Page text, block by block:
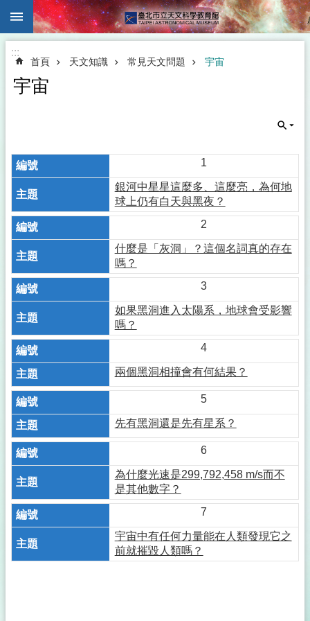
跳到主要內容區塊
:::
首頁 天文知識 常見天文問題 宇宙
宇宙
1
銀河中星星這麼多、這麼亮，為何地
球上仍有白天與黑夜？
2
什麼是「灰洞」？這個名詞真的存在
嗎？
3
如果黑洞進入太陽系，地球會受影響
嗎？
4
兩個黑洞相撞會有何結果？
5
先有黑洞還是先有星系？
6
為什麼光速是299,792,458 m/s而不
是其他數字？
7
宇宙中有任何力量能在人類發現它之
前就摧毀人類嗎？